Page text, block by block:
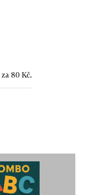
za 80 Kč.